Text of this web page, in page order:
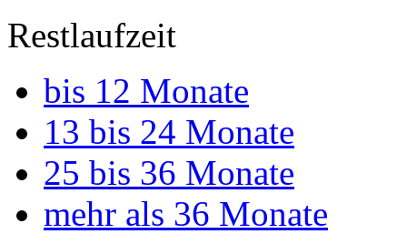
Restlaufzeit
bis 12 Monate
13 bis 24 Monate
25 bis 36 Monate
mehr als 36 Monate